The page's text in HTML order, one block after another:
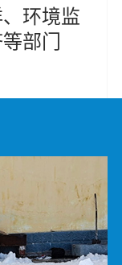
环境监
部门